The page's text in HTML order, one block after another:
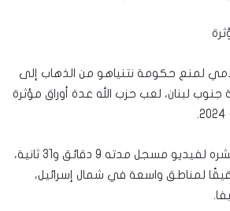
لمنع حكومة نتنياهو من الذهاب إلى
لبنان، لعب حزب الله عدة أوراق مؤثرة
أبرز هذه الأوراق، كانت نشره لفيديو مسجل مدته 9 دقائق و31 ثانية،
لمناطق واسعة في شمال إسرائيل،